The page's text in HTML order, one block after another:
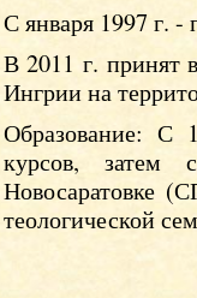
С января 1997 г.
В 2011 г. принят
Ингрии на
Образование: С
курсов, затем
Новосаратовке
теологической